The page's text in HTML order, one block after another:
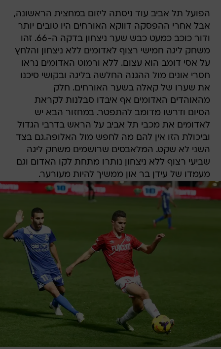
הפועל תל אביב עוד ניסתה ליזום במחצית הראשונה,
אבל אחרי ההפסקה דווקא האורחים היו טובים יותר
ודור כוכב כמעט כבש שער ניצחון בדקה ה-66. זהו
משחק ליגה חמישי רצוף לאדומים ללא ניצחון והלחץ
על אסי דומב הוא עצום. ללא ורמוט האדומים נראו
חסרי אונים מול ההגנה החלשה בליגה ובקושי סיכנו
את שערו של קאלה בשער האורחים. חלק
מהאוהדים האדומים אף איבדו סבלנות לקראת
הסיום ודרשו מדומב להתפטר. במחזור הבא יש
לאדומים את מכבי תל אביב על הראש בדרבי הגדול
וביכולת הזו אין להם מה לחפש מול האלופה.גם בצד
השני לא שקט. המלאבסים שרושמים משחק ליגה
שביעי רצוף ללא ניצחון נותרו מתחת לקו האדום וגם
מעמדו של עידן בר און ממשיך להיות מעורער.